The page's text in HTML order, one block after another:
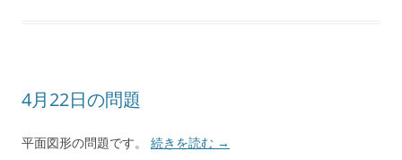
4月22日の問題
平面図形の問題です。 続きを読む →